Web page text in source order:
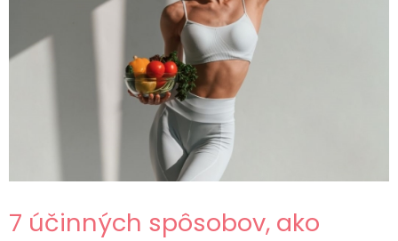
7 účinných spôsobov, ako